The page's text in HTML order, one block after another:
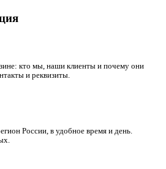
кто мы, наши клиенты и почему они
и реквизиты.
России, в удобное время и день.